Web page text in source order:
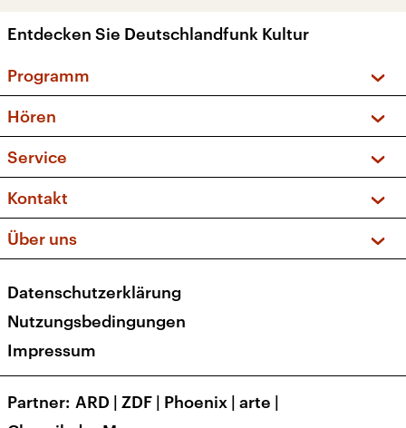
Entdecken Sie Deutschlandfunk Kultur
Programm
Sendungen und Podcasts
Musikliste
Kakadu – Das Kinderprogramm
Hören
Frequenzen (UKW + DAB+)
Service
FAQ
Apps
Newsletter
Veranstaltungen
Kontakt
Social Media
Über uns
Presse
Karriere
Transparenz
Datenschutzerklärung
Nutzungsbedingungen
Impressum
Partner ARD | ZDF | Phoenix | arte |